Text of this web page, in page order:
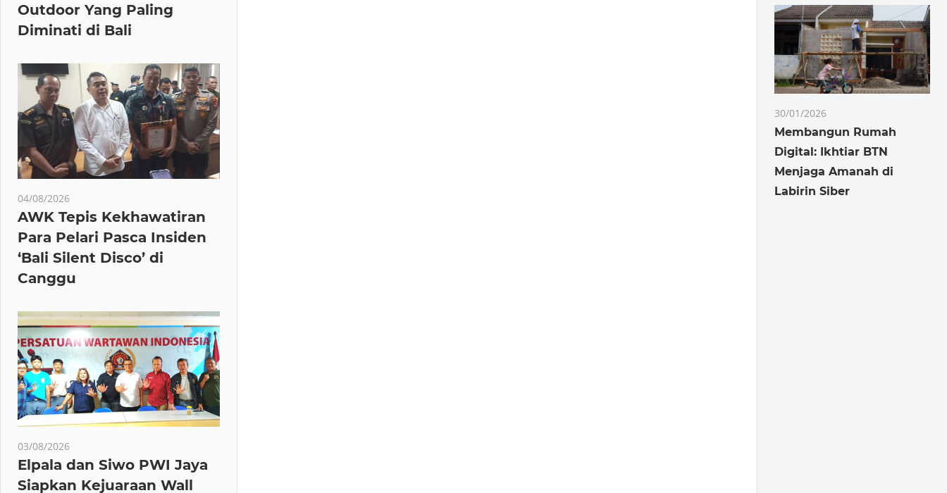
Outdoor Yang Paling
Diminati di Bali
04/08/2026
AWK Tepis Kekhawatiran
Para Pelari Pasca Insiden
‘Bali Silent Disco’ di
Canggu
03/08/2026
Elpala dan Siwo PWI Jaya
Siapkan Kejuaraan Wall
30/01/2026
Membangun Rumah
Digital: Ikhtiar BTN
Menjaga Amanah di
Labirin Siber